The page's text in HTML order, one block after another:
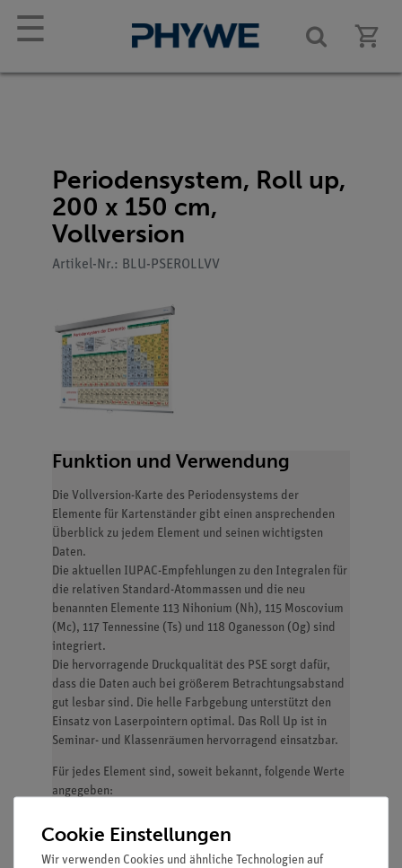
☰
Periodensystem, Roll up,
200 x 150 cm,
Vollversion
Artikel-Nr.: BLU-PSEROLLVV
Funktion und Verwendung
Die Vollversion-Karte des Periodensystems der
Elemente für Kartenständer gibt einen ansprechenden
Überblick zu jedem Element und seinen wichtigsten
Daten.
Die aktuellen IUPAC-Empfehlungen zu den Integralen für
die relativen Standard-Atommassen und die neu
benannten Elemente 113 Nihonium (Nh), 115 Moscovium
(Mc), 117 Tennessine (Ts) und 118 Oganesson (Og) sind
integriert.
Die hervorragende Druckqualität des PSE sorgt dafür,
dass die Daten auch bei größerem Betrachtungsabstand
gut lesbar sind. Die helle Farbgebung unterstützt den
Einsatz von Laserpointern optimal. Das Roll Up ist in
Seminar- und Klassenräumen hervorragend einsatzbar.
Für jedes Element sind, soweit bekannt, folgende Werte
angegeben:
Symbol
Ordnungszahl
Cookie Einstellungen
Wir verwenden Cookies und ähnliche Technologien auf